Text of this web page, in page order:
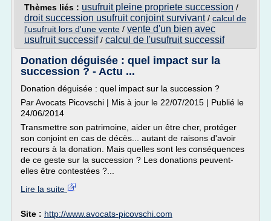
Thèmes liés : usufruit pleine propriete succession /
droit succession usufruit conjoint survivant/ calcul de
l'usufruit lors d'une vente / vente d'un bien avec
usufruit successif/ calcul de l'usufruit successif
Donation déguisée : quel impact sur la
succession ? - Actu ...
Donation déguisée : quel impact sur la succession ?
Par Avocats Picovschi | Mis à jour le 22/07/2015 | Publié le
24/06/2014
Transmettre son patrimoine, aider un être cher, protéger
son conjoint en cas de décès... autant de raisons d'avoir
recours à la donation. Mais quelles sont les conséquences
de ce geste sur la succession ? Les donations peuvent-
elles être contestées ?...
Lire la suite
Site : http://www.avocats-picovschi.com